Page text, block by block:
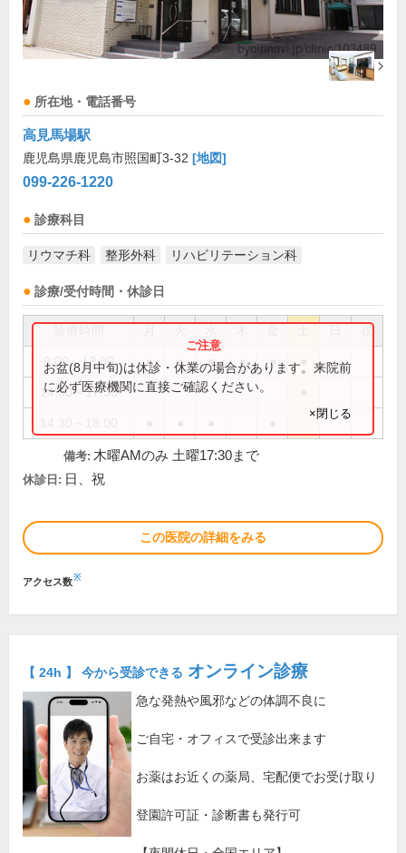
所在地・電話番号
高見馬場駅
鹿児島県鹿児島市照国町3-32 [地図]
099-226-1220
診療科目
リウマチ科 整形外科 リハビリテーション科
診療/受付時間・休診日
祝
9:00～13:00 ● ● ● ● ●
14:30～17:30
お盆(8月中旬)は休診・休業の場合があります。来院前
に必ず医療機関に直接ご確認ください。
×閉じる
備考: 木曜AMのみ 土曜17:30まで
休診日: 日、祝
この医院の詳細をみる
アクセス数※
【 24h 】 今から受診できる オンライン診療
急な発熱や風邪などの体調不良に
ご自宅・オフィスで受診出来ます
お薬はお近くの薬局、宅配便でお受け取り
登園許可証・診断書も発行可